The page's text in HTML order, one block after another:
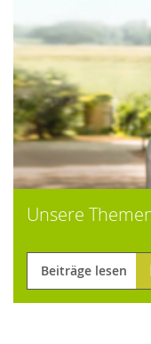
Unsere
Beiträge lesen